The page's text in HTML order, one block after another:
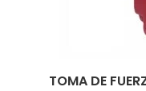
TOMA DE